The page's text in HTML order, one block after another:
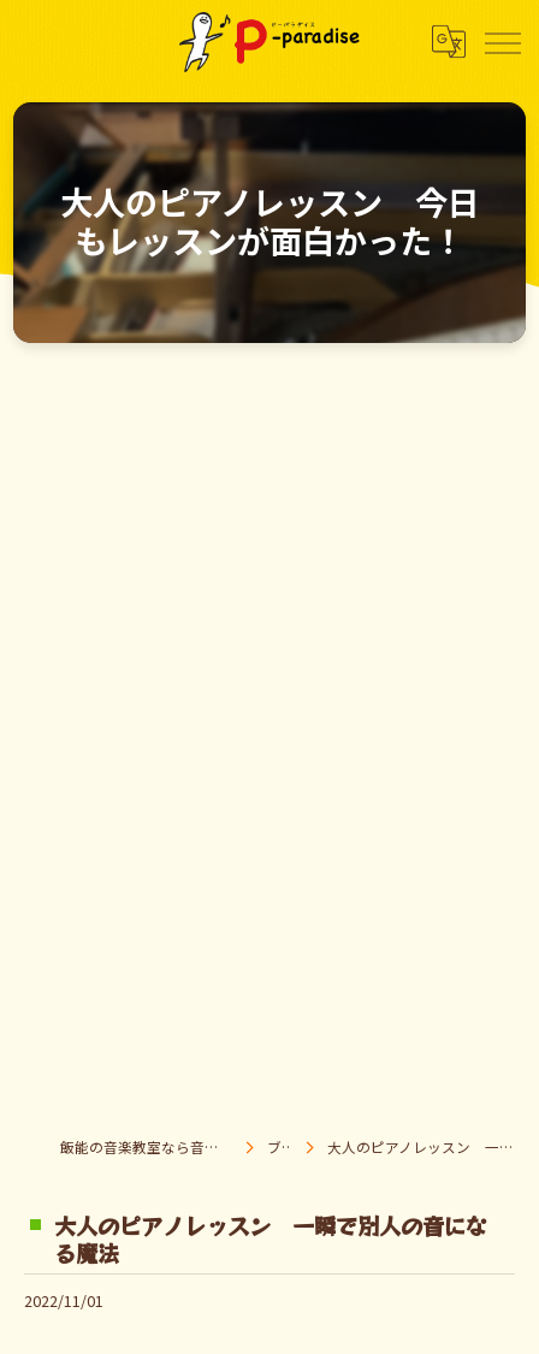
大人のピアノレッスン 今日
もレッスンが面白かった！
飯能の音楽教室なら音楽童クラブ Pパラダイス ブログ 大人のピアノレッスン 一瞬で別人の音になる魔法
大人のピアノレッスン 一瞬で別人の音にな
る魔法
2022/11/01